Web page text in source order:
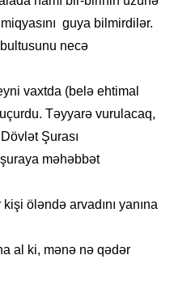
guya bilmirdilər.
necə
vaxtda (belə ehtimal
Təyyarə vurulacaq,
Şurası
məhəbbət
öləndə arvadını yanına
al ki, mənə nə qədər